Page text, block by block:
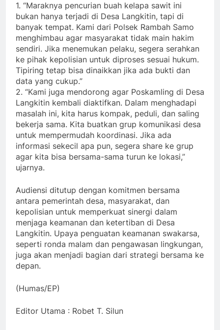
1. “Maraknya pencurian buah kelapa sawit ini
bukan hanya terjadi di Desa Langkitin, tapi di
banyak tempat. Kami dari Polsek Rambah Samo
menghimbau agar masyarakat tidak main hakim
sendiri. Jika menemukan pelaku, segera serahkan
ke pihak kepolisian untuk diproses sesuai hukum.
Tipiring tetap bisa dinaikkan jika ada bukti dan
data yang cukup.”
2. “Kami juga mendorong agar Poskamling di Desa
Langkitin kembali diaktifkan. Dalam menghadapi
masalah ini, kita harus kompak, peduli, dan saling
bekerja sama. Kita buatkan grup komunikasi desa
untuk mempermudah koordinasi. Jika ada
informasi sekecil apa pun, segera share ke grup
agar kita bisa bersama-sama turun ke lokasi,”
ujarnya.
Audiensi ditutup dengan komitmen bersama
antara pemerintah desa, masyarakat, dan
kepolisian untuk memperkuat sinergi dalam
menjaga keamanan dan ketertiban di Desa
Langkitin. Upaya penguatan keamanan swakarsa,
seperti ronda malam dan pengawasan lingkungan,
juga akan menjadi bagian dari strategi bersama ke
depan.
(Humas/EP)
Editor Utama : Robet T. Silun